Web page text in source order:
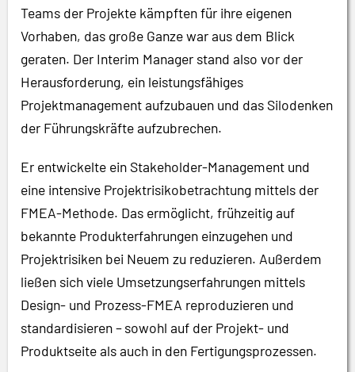
Teams der Projekte kämpften für ihre eigenen
Vorhaben, das große Ganze war aus dem Blick
geraten. Der Interim Manager stand also vor der
Herausforderung, ein leistungsfähiges
Projektmanagement aufzubauen und das Silodenken
der Führungskräfte aufzubrechen.
Er entwickelte ein Stakeholder-Management und
eine intensive Projektrisikobetrachtung mittels der
FMEA-Methode. Das ermöglicht, frühzeitig auf
bekannte Produkterfahrungen einzugehen und
Projektrisiken bei Neuem zu reduzieren. Außerdem
ließen sich viele Umsetzungserfahrungen mittels
Design- und Prozess-FMEA reproduzieren und
standardisieren –sowohl auf der Projekt- und
Produktseite als auch in den Fertigungsprozessen.